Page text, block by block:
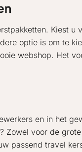
Kiest
optie is om te
webshop. Het
en in het
voor de
passend travel